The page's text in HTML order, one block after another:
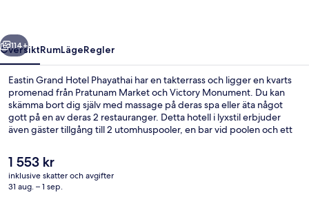
Nästa
114+
ÖversiktRumLägeRegler
Eastin Grand Hotel Phayathai har en takterrass och ligger en kvarts
promenad från Pratunam Market och Victory Monument. Du kan
skämma bort dig själv med massage på deras spa eller äta något
gott på en av deras 2 restauranger. Detta hotell i lyxstil erbjuder
även gäster tillgång till 2 utomhuspooler, en bar vid poolen och ett
frukosten brukar uppskattas av våra resenärer. Kollektivtrafik finns i
närheten. Till Phaya Thai Station tar det 2 minuter att gå och till
Rachathewi BTS-station är det 7 minuter.
Det
nuvarande
priset
1 553 kr
inklusive skatter och avgifter
31 aug. – 1 sep.